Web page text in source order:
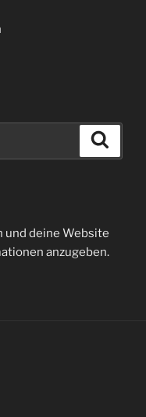
und deine Website
anzugeben.